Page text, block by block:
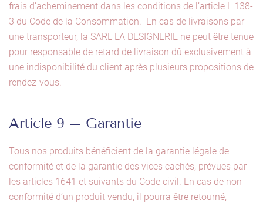
frais d’acheminement dans les conditions de l’article L 138-
3 du Code de la Consommation. En cas de livraisons par
une transporteur, la SARL LA DESIGNERIE ne peut être tenue
pour responsable de retard de livraison dû exclusivement à
une indisponibilité du client après plusieurs propositions de
rendez-vous.
Article 9 – Garantie
Tous nos produits bénéficient de la garantie légale de
conformité et de la garantie des vices cachés, prévues par
les articles 1641 et suivants du Code civil. En cas de non-
conformité d’un produit vendu, il pourra être retourné,